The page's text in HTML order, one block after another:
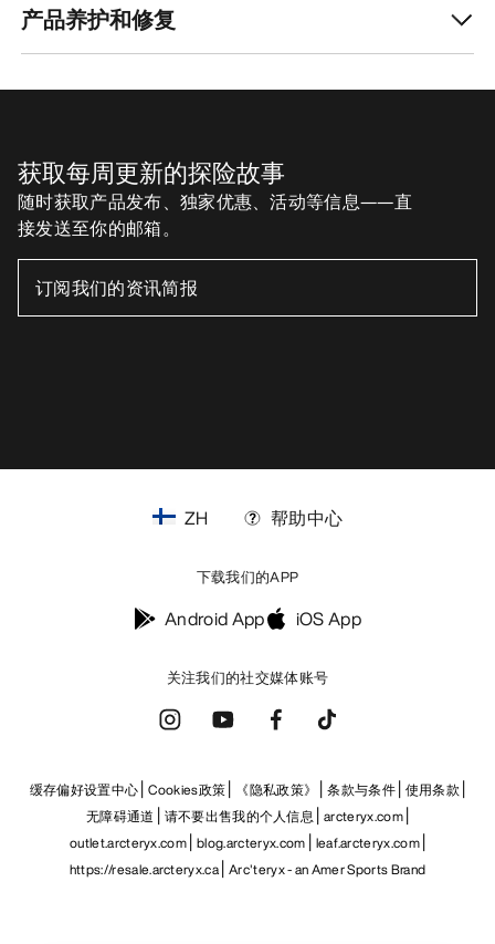
Help
产品养护和修复
获取每周更新的探险故事
随时获取产品发布、独家优惠、活动等信息——直
接发送至你的邮箱。
关注我们的社交媒体账号
ZH 帮助中心
下载我们的APP
Android App iOS App
缓存偏好设置中心 Cookies政策 《隐私政策》 条款与条件 使用条款
无障碍通道
请不要出售我的个人信息 arcteryx.com
outlet.arcteryx.com blog.arcteryx.com leaf.arcteryx.com
https://resale.arcteryx.ca Arc'teryx - an Amer Sports Brand